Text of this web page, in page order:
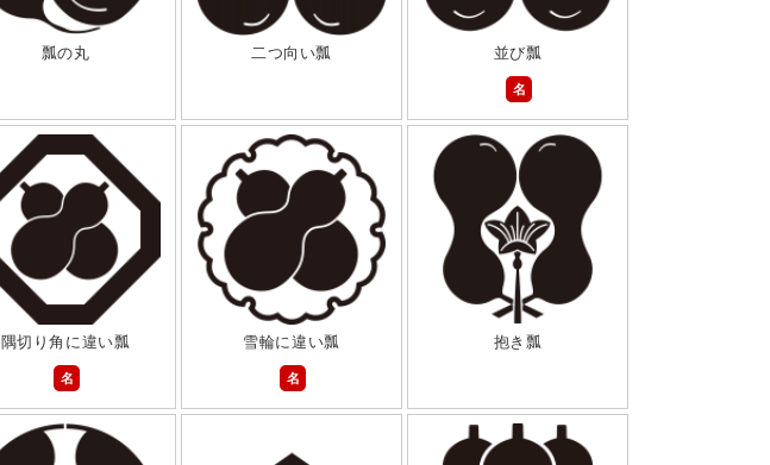
瓢の丸 二つ向い瓢
並び瓢
名
隅切り角に違い瓢
名
雪輪に違い瓢
名
抱き瓢